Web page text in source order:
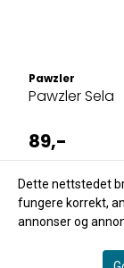
Pawzler
Pawzler Sela
89,-
Kjøp
Dette nettstedet
fungere korrekt,
annonser og